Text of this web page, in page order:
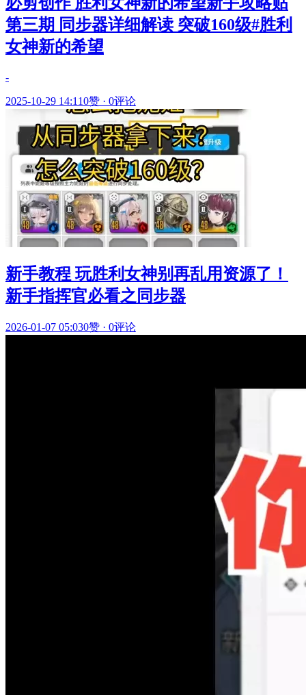
第三期 同步器详细解读 突破160级#胜利
女神新的希望
-
2025-10-29 14:110赞 · 0评论
新手教程 玩胜利女神别再乱用资源了！
新手指挥官必看之同步器
2026-01-07 05:030赞 · 0评论